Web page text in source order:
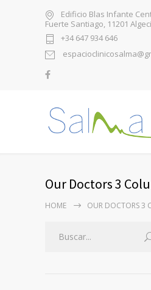
Edificio Blas Infante
Fuerte Santiago, 11201
+34 647 934 646
Our Doctors 3
HOME OUR DOCTORS 3